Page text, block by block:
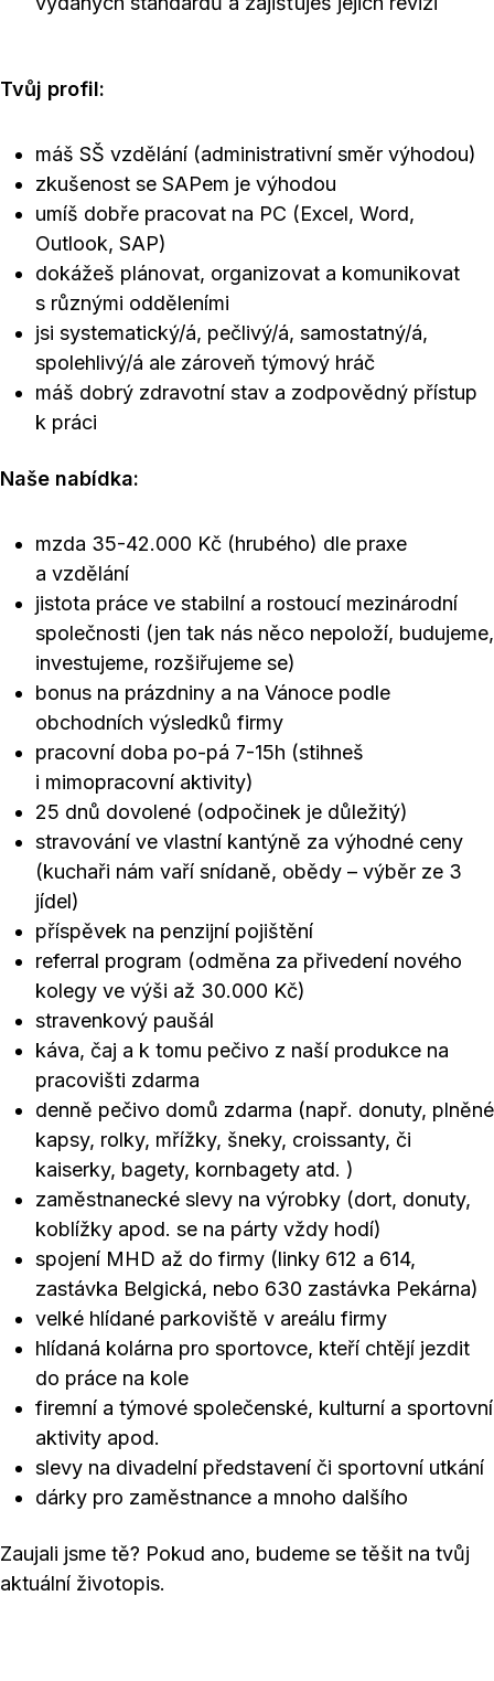
Tvůj profil:
máš SŠ vzdělání (administrativní směr výhodou)
zkušenost se SAPem je výhodou
umíš dobře pracovat na PC (Excel, Word,
Outlook, SAP)
dokážeš plánovat, organizovat a komunikovat
s různými odděleními
jsi systematický/á, pečlivý/á, samostatný/á,
spolehlivý/á ale zároveň týmový hráč
máš dobrý zdravotní stav a zodpovědný přístup
k práci
Naše nabídka:
mzda 35-42.000 Kč (hrubého) dle praxe
a vzdělání
jistota práce ve stabilní a rostoucí mezinárodní
společnosti (jen tak nás něco nepoloží, budujeme,
investujeme, rozšiřujeme se)
bonus na prázdniny a na Vánoce podle
obchodních výsledků firmy
pracovní doba po-pá 7-15h (stihneš
i mimopracovní aktivity)
25 dnů dovolené (odpočinek je důležitý)
stravování ve vlastní kantýně za výhodné ceny
(kuchaři nám vaří snídaně, obědy – výběr ze 3
jídel)
příspěvek na penzijní pojištění
referral program (odměna za přivedení nového
kolegy ve výši až 30.000 Kč)
stravenkový paušál
káva, čaj a k tomu pečivo z naší produkce na
pracovišti zdarma
denně pečivo domů zdarma (např. donuty, plněné
kapsy, rolky, mřížky, šneky, croissanty, či
kaiserky, bagety, kornbagety atd. )
zaměstnanecké slevy na výrobky (dort, donuty,
koblížky apod. se na párty vždy hodí)
spojení MHD až do firmy (linky 612 a 614,
zastávka Belgická, nebo 630 zastávka Pekárna)
velké hlídané parkoviště v areálu firmy
hlídaná kolárna pro sportovce, kteří chtějí jezdit
do práce na kole
firemní a týmové společenské, kulturní a sportovní
aktivity apod.
slevy na divadelní představení či sportovní utkání
dárky pro zaměstnance a mnoho dalšího
Zaujali jsme tě? Pokud ano, budeme se těšit na tvůj
aktuální životopis.